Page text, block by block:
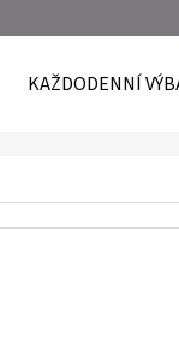
KAŽDODENNÍ